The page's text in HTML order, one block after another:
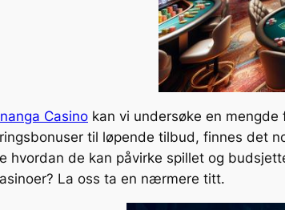
Casino kan vi undersøke en
til løpende tilbud, finnes det
hvordan de kan påvirke spillet og
La oss ta en nærmere titt.